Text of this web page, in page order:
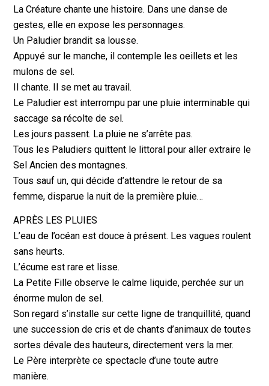
La Créature chante une histoire. Dans une danse de
gestes, elle en expose les personnages.
Un Paludier brandit sa lousse.
Appuyé sur le manche, il contemple les oeillets et les
mulons de sel.
Il chante. Il se met au travail.
Le Paludier est interrompu par une pluie interminable qui
saccage sa récolte de sel.
Les jours passent. La pluie ne s’arrête pas.
Tous les Paludiers quittent le littoral pour aller extraire le
Sel Ancien des montagnes.
Tous sauf un, qui décide d’attendre le retour de sa
femme, disparue la nuit de la première pluie…
APRÈS LES PLUIES
L’eau de l’océan est douce à présent. Les vagues roulent
sans heurts.
L’écume est rare et lisse.
La Petite Fille observe le calme liquide, perchée sur un
énorme mulon de sel.
Son regard s’installe sur cette ligne de tranquillité, quand
une succession de cris et de chants d’animaux de toutes
sortes dévale des hauteurs, directement vers la mer.
Le Père interprète ce spectacle d’une toute autre
manière.